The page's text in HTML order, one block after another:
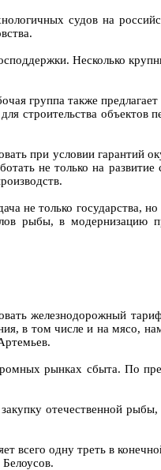
судов на
Несколько
группа также
строительства объектов
при условии гарантий
не только на
не только государства,
рыбы, в модернизацию
железнодорожный
в том числе и на мясо,
рынках сбыта. По
отечественной рыбы,
всего одну треть в